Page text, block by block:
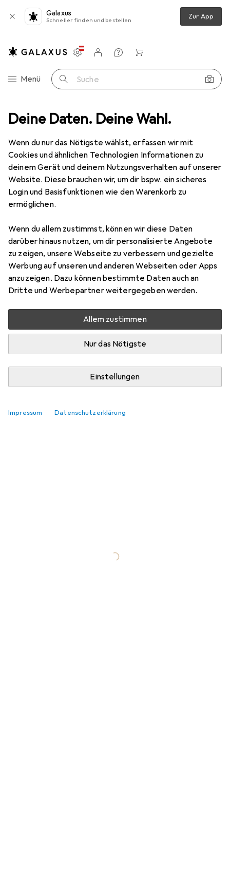
Deine Daten. Deine Wahl.
Wenn du nur das Nötigste wählst, erfassen wir mit
Cookies und ähnlichen Technologien Informationen zu
deinem Gerät und deinem Nutzungsverhalten auf unserer
Website. Diese brauchen wir, um dir bspw. ein sicheres
Login und Basisfunktionen wie den Warenkorb zu
ermöglichen.
Wenn du allem zustimmst, können wir diese Daten
darüber hinaus nutzen, um dir personalisierte Angebote
zu zeigen, unsere Webseite zu verbessern und gezielte
Werbung auf unseren und anderen Webseiten oder Apps
anzuzeigen. Dazu können bestimmte Daten auch an
Dritte und Werbepartner weitergegeben werden.
Allem zustimmen
Nur das Nötigste
Einstellungen
Impressum Datenschutzerklärung
Galaxus
Schneller finden und bestellen Zur App
Navigation nach Kategorien
Menü Suche
Einstellungen
Kundenkonto
Vergleichslisten
Merklisten
Warenkorb
Mitutoyo
Kategorien anzeigen
Diese Marke gefällt mir